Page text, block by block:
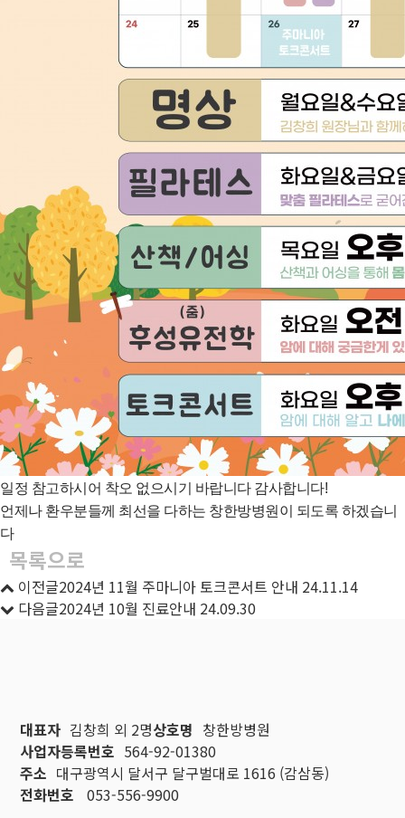
일정 참고하시어 착오 없으시기 바랍니다 감사합니다!
언제나 환우분들께 최선을 다하는 창한방병원이 되도록 하겠습니
다
목록으로
이전글2024년 11월 주마니아 토크콘서트 안내 24.11.14
다음글2024년 10월 진료안내 24.09.30
대표자 김창희 외 2명상호명 창한방병원
사업자등록번호 564-92-01380
주소 대구광역시 달서구 달구벌대로 1616 (감삼동)
전화번호
053-556-9900